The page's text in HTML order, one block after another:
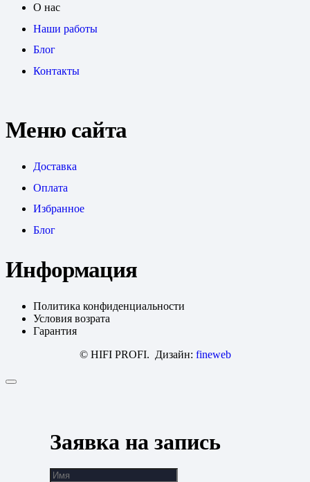
О нас
Наши работы
Блог
Контакты
Меню сайта
Доставка
Оплата
Избранное
Блог
Информация
Политика конфиденциальности
Условия возрата
Гарантия
© HIFI PROFI. Дизайн: fineweb
Заявка на запись